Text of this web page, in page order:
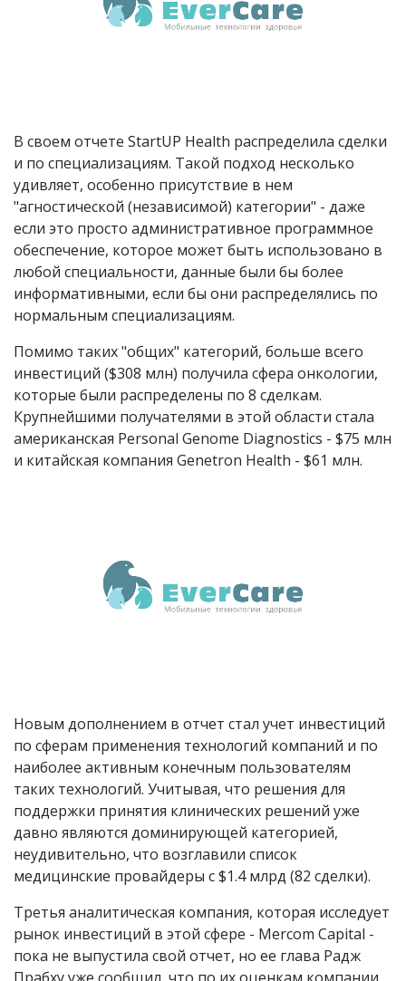
В своем отчете StartUP Health распределила сделки
и по специализациям. Такой подход несколько
удивляет, особенно присутствие в нем
"агностической (независимой) категории" - даже
если это просто административное программное
обеспечение, которое может быть использовано в
любой специальности, данные были бы более
информативными, если бы они распределялись по
нормальным специализациям.
Помимо таких "общих" категорий, больше всего
инвестиций ($308 млн) получила сфера онкологии,
которые были распределены по 8 сделкам.
Крупнейшими получателями в этой области стала
американская Personal Genome Diagnostics - $75 млн
и китайская компания Genetron Health - $61 млн.
Новым дополнением в отчет стал учет инвестиций
по сферам применения технологий компаний и по
наиболее активным конечным пользователям
таких технологий. Учитывая, что решения для
поддержки принятия клинических решений уже
давно являются доминирующей категорией,
неудивительно, что возглавили список
медицинские провайдеры с $1.4 млрд (82 сделки).
Третья аналитическая компания, которая исследует
рынок инвестиций в этой сфере - Mercom Capital -
пока не выпустила свой отчет, но ее глава Радж